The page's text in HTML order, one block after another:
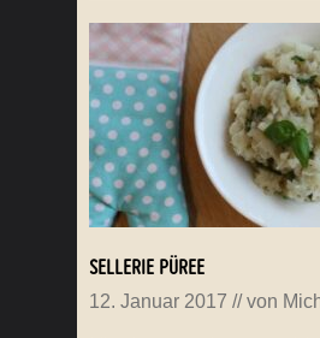
SELLERIE PÜREE
12. Januar 2017 // von